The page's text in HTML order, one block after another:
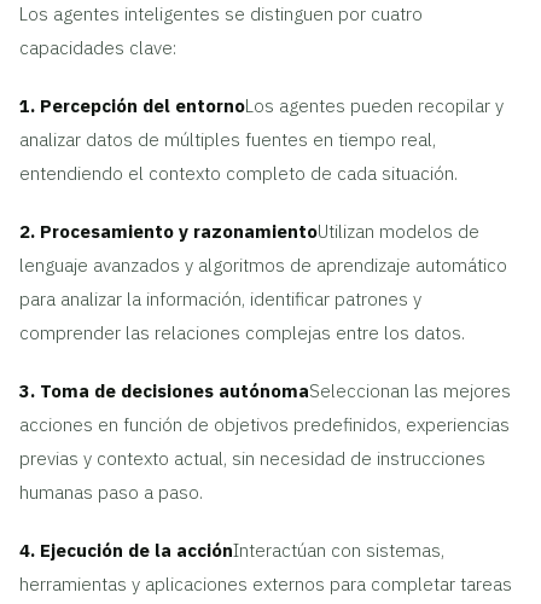
Los agentes inteligentes se distinguen por cuatro
capacidades clave:
1. Percepción del entornoLos agentes pueden recopilar y
analizar datos de múltiples fuentes en tiempo real,
entendiendo el contexto completo de cada situación.
2. Procesamiento y razonamientoUtilizan modelos de
lenguaje avanzados y algoritmos de aprendizaje automático
para analizar la información, identificar patrones y
comprender las relaciones complejas entre los datos.
3. Toma de decisiones autónomaSeleccionan las mejores
acciones en función de objetivos predefinidos, experiencias
previas y contexto actual, sin necesidad de instrucciones
humanas paso a paso.
4. Ejecución de la acciónInteractúan con sistemas,
herramientas y aplicaciones externos para completar tareas